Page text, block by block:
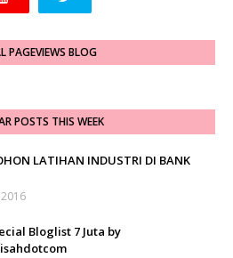
PAGEVIEWS BLOG
POSTS THIS WEEK
LATIHAN INDUSTRI DI BANK
Bloglist 7 Juta by